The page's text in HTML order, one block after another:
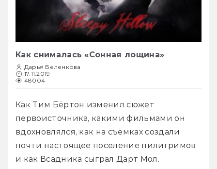
Как снималась «Сонная лощина»
Дарья Беленкова
17.11.2019
48004
Как Тим Бёртон изменил сюжет
первоисточника, какими фильмами он
вдохновлялся, как на съёмках создали
почти настоящее поселение пилигримов
и как Всадника сыграл Дарт Мол.